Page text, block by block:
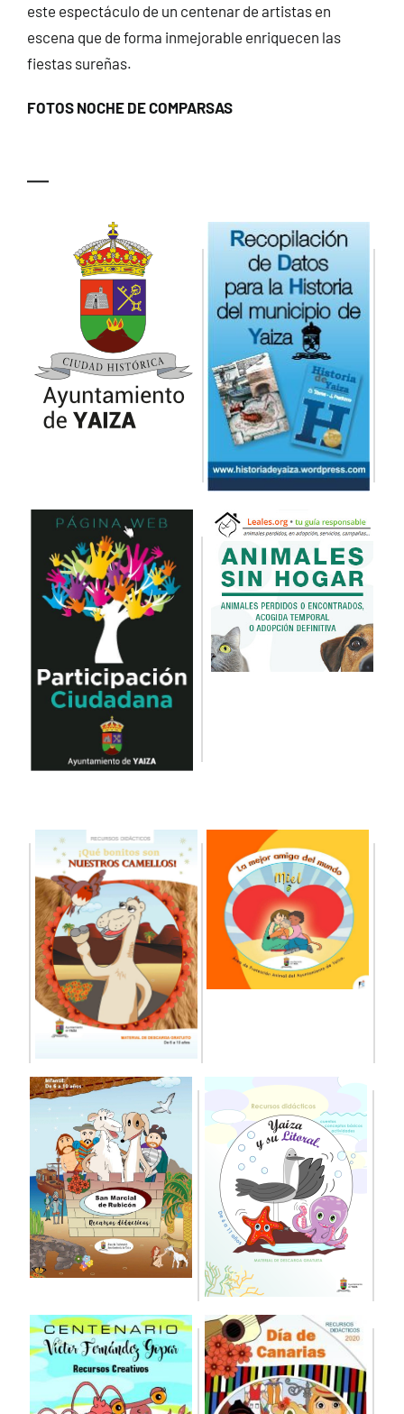
este espectáculo de un centenar de artistas en
escena que de forma inmejorable enriquecen las
fiestas sureñas.
FOTOS NOCHE DE COMPARSAS
—